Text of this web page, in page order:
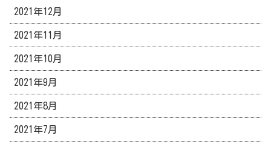
2021年12月
2021年11月
2021年10月
2021年9月
2021年8月
2021年7月